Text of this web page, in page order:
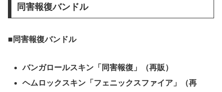
同害報復バンドル
■同害報復バンドル
バンガロールスキン「同害報復」（再販）
ヘムロックスキン「フェニックスファイア」（再